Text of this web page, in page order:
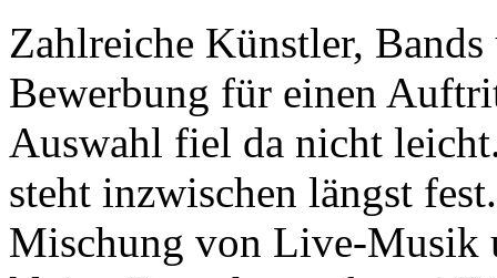
Zahlreiche Künstler,
Bewerbung für einen
Auswahl fiel da nicht
steht inzwischen längst
Mischung von Live-Musik